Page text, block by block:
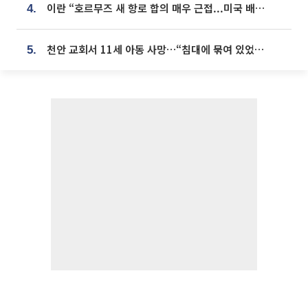
4. 이란 “호르무즈 새 항로 합의 매우 근접...미국 배상 먼저”
5. 천안 교회서 11세 아동 사망…“침대에 묶여 있었다” 진술 확보